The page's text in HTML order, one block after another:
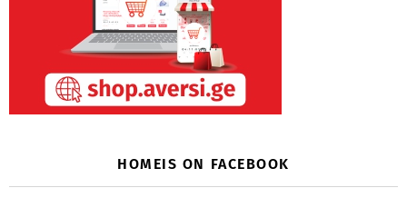
HOMEIS ON FACEBOOK